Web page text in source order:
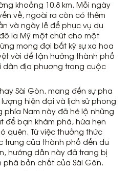
khoảng 10,8 km. Mỗi ngày
về, ngoài ra còn có thêm
và ngày lễ để phục vụ du
la Mỹ một chút cho một
mong đợi bất kỳ sự xa hoa
vời để tận hưởng thành phố
dân địa phương trong cuộc
Sài Gòn, mang đến sự pha
hiện đại và lịch sử phong
phía Nam này đã hé lộ những
để bạn khám phá, hứa hẹn
quên. Từ việc thưởng thức
trưng của thành phố đến du
hướng dẫn này đã trang bị
bản chất của Sài Gòn.